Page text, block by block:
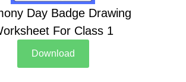
Day Badge Drawing
For Class 1
Download